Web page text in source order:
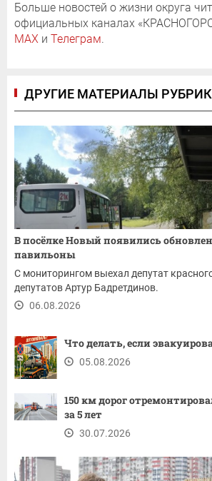
Больше новостей о жизни округа
официальных каналах
MAX и Телеграм.
ДРУГИЕ МАТЕРИАЛЫ
В посёлке Новый появились
павильоны
С мониторингом выехал депутат
депутатов Артур Бадретдинов.
06.08.2026
Что делать, если
05.08.2026
150 км дорог
за 5 лет
30.07.2026